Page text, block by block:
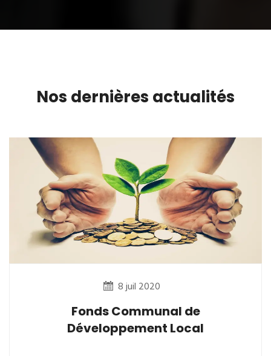
Nos dernières actualités
8 juil 2020
Fonds Communal de
Développement Local